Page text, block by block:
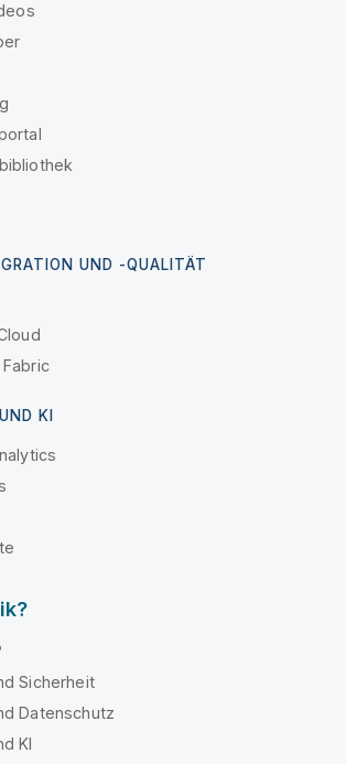
UND -QUALITÄT
KI
Sicherheit
Datenschutz
KI